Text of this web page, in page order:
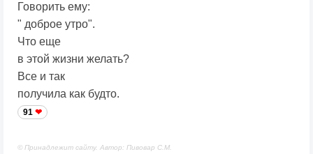
Говорить ему:
" доброе утро".
Что еще
в этой жизни желать?
Все и так
получила как будто.
91
© Принадлежит сайту. Автор: Пивовар С.М.